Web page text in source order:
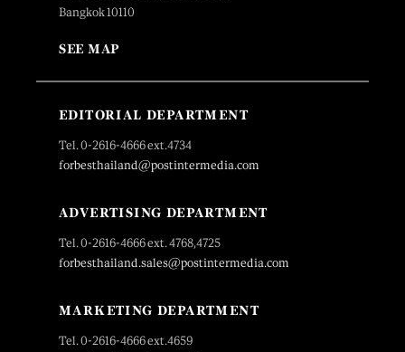
Bangkok 10110
SEE MAP
EDITORIAL DEPARTMENT
Tel. 0-2616-4666 ext.4734
forbesthailand@postintermedia.com
ADVERTISING DEPARTMENT
Tel. 0-2616-4666 ext. 4768,4725
forbesthailand.sales@postintermedia.com
MARKETING DEPARTMENT
Tel. 0-2616-4666 ext.4659